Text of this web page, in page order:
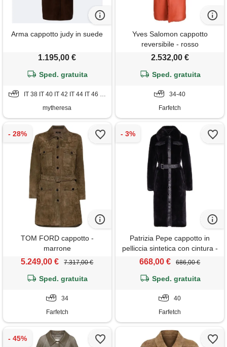
Arma cappotto judy in suede
1.195,00 €
Sped. gratuita
IT 38 IT 40 IT 42 IT 44 IT 46 IT 48 IT 50
mytheresa
Yves Salomon cappotto
reversibile - rosso
2.532,00 €
Sped. gratuita
34-40
Farfetch
TOM FORD cappotto -
marrone
5.249,00 € 7.317,00 €
Sped. gratuita
34
Farfetch
Patrizia Pepe cappotto in
pelliccia sintetica con cintura -
nero
668,00 € 686,00 €
Sped. gratuita
40
Farfetch